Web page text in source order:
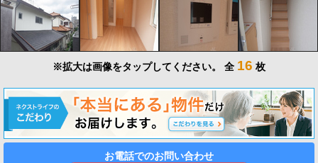
※拡大は画像をタップしてください。 全 16 枚
お電話でのお問い合わせ